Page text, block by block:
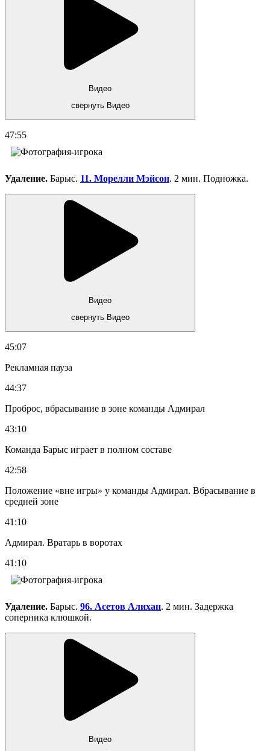
Видео
свернуть Видео
47:55
Удаление. Барыс. 11. Морелли Мэйсон. 2 мин. Подножка.
Видео
свернуть Видео
45:07
Рекламная пауза
44:37
Проброс, вбрасывание в зоне команды Адмирал
43:10
Команда Барыс играет в полном составе
42:58
Положение «вне игры» у команды Адмирал. Вбрасывание в
средней зоне
41:10
Адмирал. Вратарь в воротах
41:10
Удаление. Барыс. 96. Асетов Алихан. 2 мин. Задержка
соперника клюшкой.
Видео